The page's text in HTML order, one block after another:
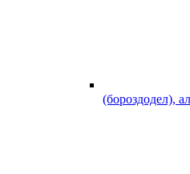
(бороздодел),